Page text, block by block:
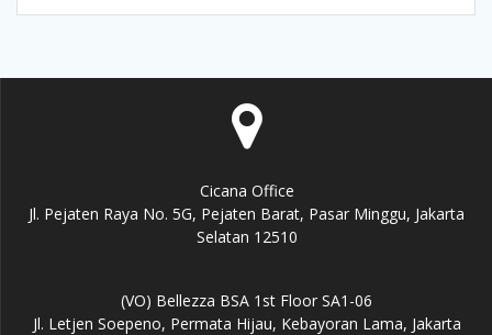
Cicana Office
Jl. Pejaten Raya No. 5G, Pejaten Barat, Pasar Minggu, Jakarta
Selatan 12510
(VO) Bellezza BSA 1st Floor SA1-06
Jl. Letjen Soepeno, Permata Hijau, Kebayoran Lama, Jakarta